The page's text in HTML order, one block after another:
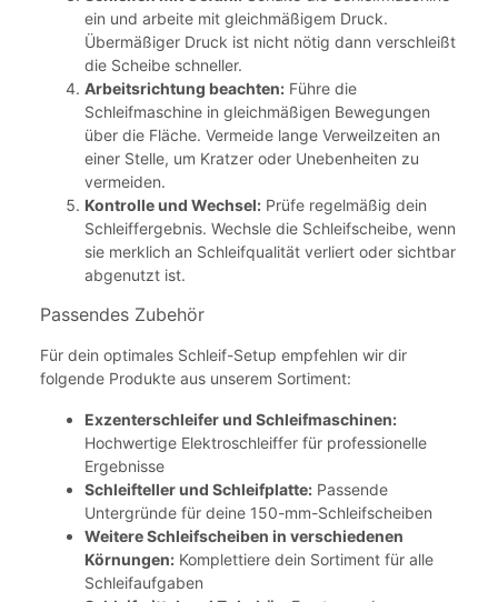
ein und arbeite mit gleichmäßigem Druck.
Übermäßiger Druck ist nicht nötig dann verschleißt
die Scheibe schneller.
Arbeitsrichtung beachten: Führe die
Schleifmaschine in gleichmäßigen Bewegungen
über die Fläche. Vermeide lange Verweilzeiten an
einer Stelle, um Kratzer oder Unebenheiten zu
vermeiden.
Kontrolle und Wechsel: Prüfe regelmäßig dein
Schleiffergebnis. Wechsle die Schleifscheibe, wenn
sie merklich an Schleifqualität verliert oder sichtbar
abgenutzt ist.
Passendes Zubehör
Für dein optimales Schleif-Setup empfehlen wir dir
folgende Produkte aus unserem Sortiment:
Exzenterschleifer und Schleifmaschinen:
Hochwertige Elektroschleiffer für professionelle
Ergebnisse
Schleifteller und Schleifplatte: Passende
Untergründe für deine 150-mm-Schleifscheiben
Weitere Schleifscheiben in verschiedenen
Körnungen: Komplettiere dein Sortiment für alle
Schleifaufgaben